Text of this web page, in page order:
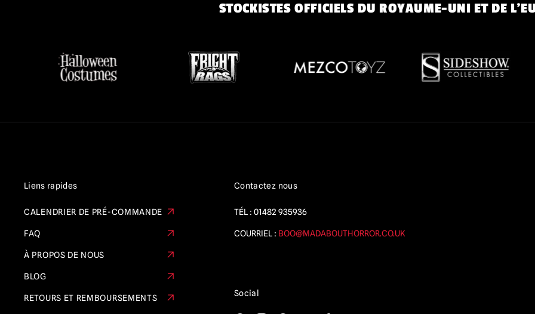
STOCKISTES OFFICIELS DU ROYAUME-UNI ET DE
Liens rapides
CALENDRIER DE PRÉ-COMMANDE
FAQ
À PROPOS DE NOUS
BLOG
RETOURS ET REMBOURSEMENTS
Contactez nous
TÉL : 01482 935936
COURRIEL : BOO@MADABOUTHORROR.CO.UK
Social